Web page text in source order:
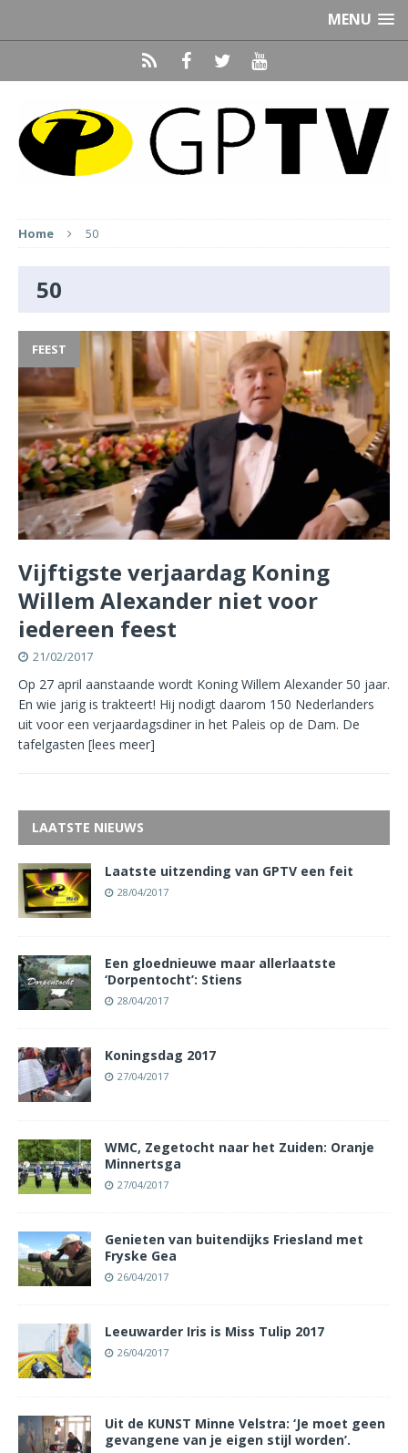
MENU
Home 50
50
FEEST
Vijftigste verjaardag Koning
Willem Alexander niet voor
iedereen feest
21/02/2017
Op 27 april aanstaande wordt Koning Willem Alexander 50 jaar.
En wie jarig is trakteert! Hij nodigt daarom 150 Nederlanders
uit voor een verjaardagsdiner in het Paleis op de Dam. De
tafelgasten [lees meer]
LAATSTE NIEUWS
Laatste uitzending van GPTV een feit
28/04/2017
Een gloednieuwe maar allerlaatste
‘Dorpentocht’: Stiens
28/04/2017
Koningsdag 2017
27/04/2017
WMC, Zegetocht naar het Zuiden: Oranje
Minnertsga
27/04/2017
Genieten van buitendijks Friesland met
Fryske Gea
26/04/2017
Leeuwarder Iris is Miss Tulip 2017
26/04/2017
Uit de KUNST Minne Velstra: ‘Je moet geen
gevangene van je eigen stijl worden’.